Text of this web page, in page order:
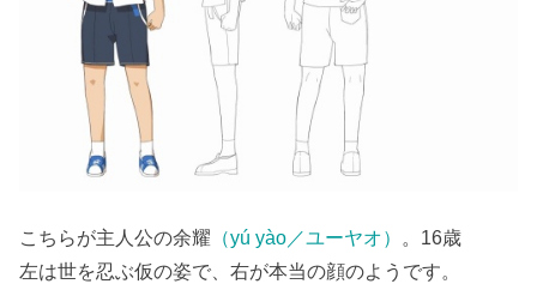
こちらが主人公の余耀 （yú yào／ユーヤオ） 。16歳
左は世を忍ぶ仮の姿で、右が本当の顔のようです。